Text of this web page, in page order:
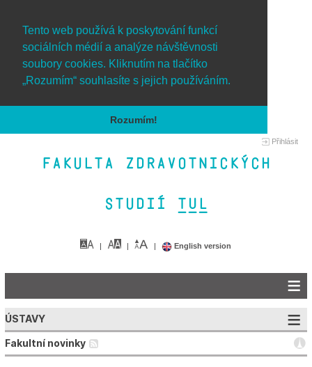
Tento web používá k poskytování funkcí
sociálních médií a analýze návštěvnosti
soubory cookies. Kliknutím na tlačítko
„Rozumím“ souhlasíte s jejich používáním.
Rozumím!
Přihlásit
Fakulta zdravotnických
studií TUL&
English version
ÚSTAVY
Fakultní novinky